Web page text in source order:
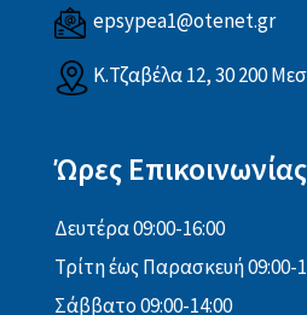
epsypea1@otenet.gr
Κ.Τζαβέλα 12, 30 200
Ώρες Επικοινωνίας
Δευτέρα 09:00-16:00
Τρίτη έως Παρασκευή 09:00-
Σάββατο 09:00-14:00